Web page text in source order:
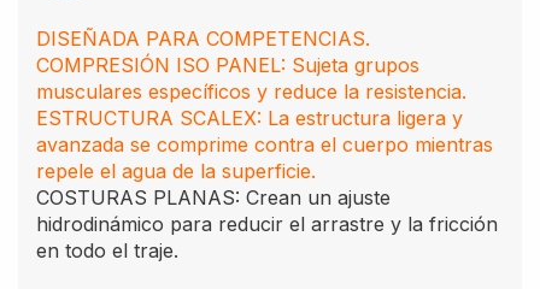
DISEÑADA PARA COMPETENCIAS.
COMPRESIÓN ISO PANEL: Sujeta grupos
musculares específicos y reduce la resistencia.
ESTRUCTURA SCALEX: La estructura ligera y
avanzada se comprime contra el cuerpo mientras
repele el agua de la superficie.
COSTURAS PLANAS: Crean un ajuste
hidrodinámico para reducir el arrastre y la fricción
en todo el traje.